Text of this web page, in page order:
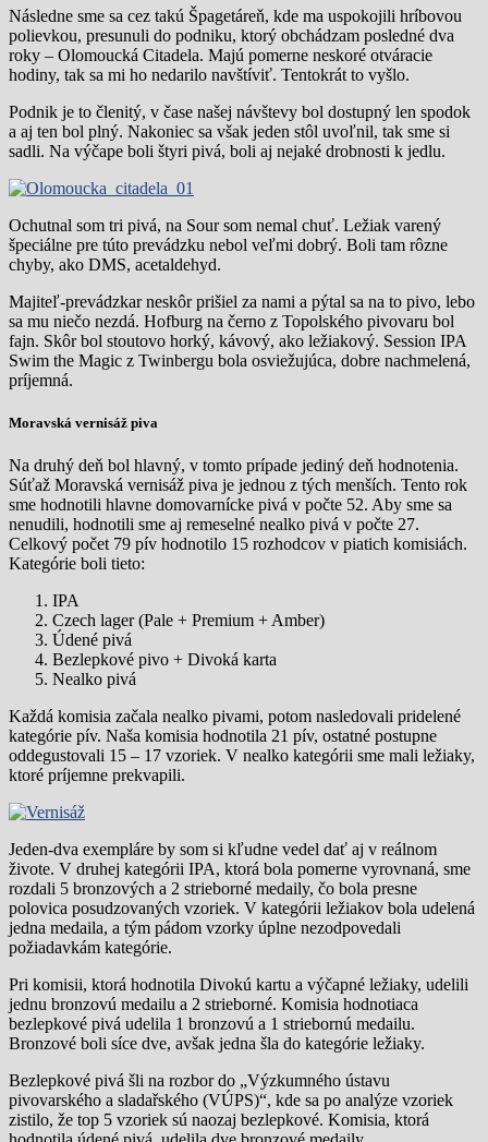
Následne sme sa cez takú Špagetáreň, kde ma uspokojili hríbovou
polievkou, presunuli do podniku, ktorý obchádzam posledné dva
roky – Olomoucká Citadela. Majú pomerne neskoré otváracie
hodiny, tak sa mi ho nedarilo navštíviť. Tentokrát to vyšlo.
Podnik je to členitý, v čase našej návštevy bol dostupný len spodok
a aj ten bol plný. Nakoniec sa však jeden stôl uvoľnil, tak sme si
sadli. Na výčape boli štyri pivá, boli aj nejaké drobnosti k jedlu.
Ochutnal som tri pivá, na Sour som nemal chuť. Ležiak varený
špeciálne pre túto prevádzku nebol veľmi dobrý. Boli tam rôzne
chyby, ako DMS, acetaldehyd.
Majiteľ-prevádzkar neskôr prišiel za nami a pýtal sa na to pivo, lebo
sa mu niečo nezdá. Hofburg na černo z Topolského pivovaru bol
fajn. Skôr bol stoutovo horký, kávový, ako ležiakový. Session IPA
Swim the Magic z Twinbergu bola osviežujúca, dobre nachmelená,
príjemná.
Moravská vernisáž piva
Na druhý deň bol hlavný, v tomto prípade jediný deň hodnotenia.
Súťaž Moravská vernisáž piva je jednou z tých menších. Tento rok
sme hodnotili hlavne domovarnícke pivá v počte 52. Aby sme sa
nenudili, hodnotili sme aj remeselné nealko pivá v počte 27.
Celkový počet 79 pív hodnotilo 15 rozhodcov v piatich komisiách.
Kategórie boli tieto:
IPA
Czech lager (Pale + Premium + Amber)
Údené pivá
Bezlepkové pivo + Divoká karta
Nealko pivá
Každá komisia začala nealko pivami, potom nasledovali pridelené
kategórie pív. Naša komisia hodnotila 21 pív, ostatné postupne
oddegustovali 15 – 17 vzoriek. V nealko kategórii sme mali ležiaky,
ktoré príjemne prekvapili.
Jeden-dva exempláre by som si kľudne vedel dať aj v reálnom
živote. V druhej kategórii IPA, ktorá bola pomerne vyrovnaná, sme
rozdali 5 bronzových a 2 strieborné medaily, čo bola presne
polovica posudzovaných vzoriek. V kategórii ležiakov bola udelená
jedna medaila, a tým pádom vzorky úplne nezodpovedali
požiadavkám kategórie.
Pri komisii, ktorá hodnotila Divokú kartu a výčapné ležiaky, udelili
jednu bronzovú medailu a 2 strieborné. Komisia hodnotiaca
bezlepkové pivá udelila 1 bronzovú a 1 striebornú medailu.
Bronzové boli síce dve, avšak jedna šla do kategórie ležiaky.
Bezlepkové pivá šli na rozbor do „Výzkumného ústavu
pivovarského a sladařského (VÚPS)“, kde sa po analýze vzoriek
zistilo, že top 5 vzoriek sú naozaj bezlepkové. Komisia, ktorá